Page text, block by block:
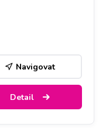
Navigovat
Detail